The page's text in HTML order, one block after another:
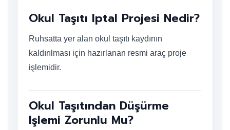
Okul Taşıtı Iptal Projesi Nedir?
Ruhsatta yer alan okul taşıtı kaydının
kaldırılması için hazırlanan resmi araç proje
işlemidir.
Okul Taşıtından Düşürme
Işlemi Zorunlu Mu?